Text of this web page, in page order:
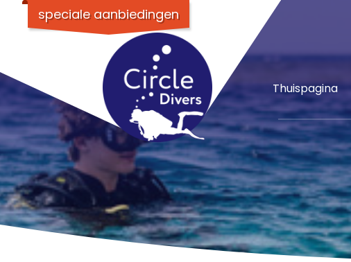
Thuispagina
speciale aanbiedingen